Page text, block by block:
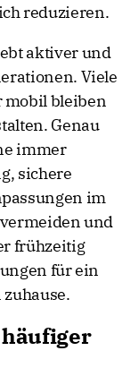
reduzieren.
aktiver und
Viele
mobil bleiben
Genau
immer
sichere
im
und
frühzeitig
für ein